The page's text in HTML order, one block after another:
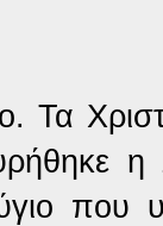
Τα
που